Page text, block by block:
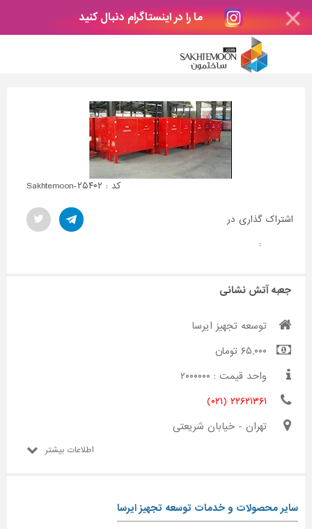
ما را در اینستاگرام دنبال کنید
کد : Sakhtemoon-۲۵۴۰۲
اشتراک گذاری در
:
جعبه آتش نشانی
توسعه تجهیز ایرسا
۶۵,۰۰۰ تومان
واحد قیمت : ۲۰۰۰۰۰۰
۲۲۶۲۱۳۶۱ (۰۲۱)
تهران - خیابان شریعتی
اطلاعات بیشتر
سایر محصولات و خدمات توسعه تجهیز ایرسا